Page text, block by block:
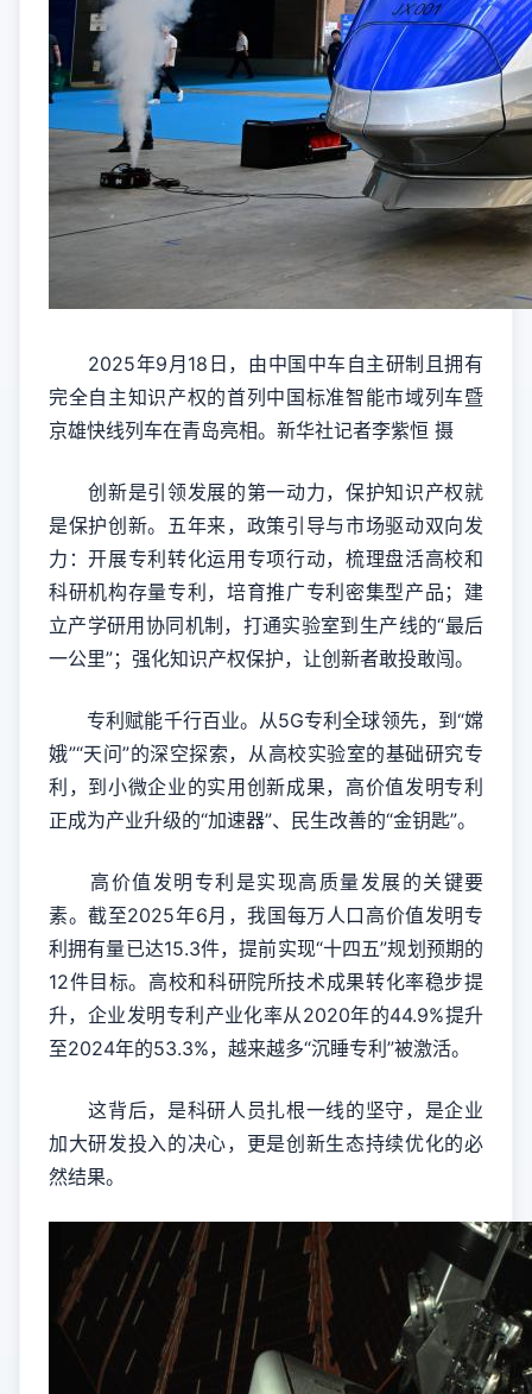
2025年9月18日，由中国中车自主研制且拥有
完全自主知识产权的首列中国标准智能市域列车暨
京雄快线列车在青岛亮相。新华社记者李紫恒 摄
创新是引领发展的第一动力，保护知识产权就
是保护创新。五年来，政策引导与市场驱动双向发
力：开展专利转化运用专项行动，梳理盘活高校和
科研机构存量专利，培育推广专利密集型产品；建
立产学研用协同机制，打通实验室到生产线的“最后
一公里”；强化知识产权保护，让创新者敢投敢闯。
专利赋能千行百业。从5G专利全球领先，到“嫦
娥”“天问”的深空探索，从高校实验室的基础研究专
利，到小微企业的实用创新成果，高价值发明专利
正成为产业升级的“加速器”、民生改善的“金钥匙”。
高价值发明专利是实现高质量发展的关键要
素。截至2025年6月，我国每万人口高价值发明专
利拥有量已达15.3件，提前实现“十四五”规划预期的
12件目标。高校和科研院所技术成果转化率稳步提
升，企业发明专利产业化率从2020年的44.9%提升
至2024年的53.3%，越来越多“沉睡专利”被激活。
这背后，是科研人员扎根一线的坚守，是企业
加大研发投入的决心，更是创新生态持续优化的必
然结果。